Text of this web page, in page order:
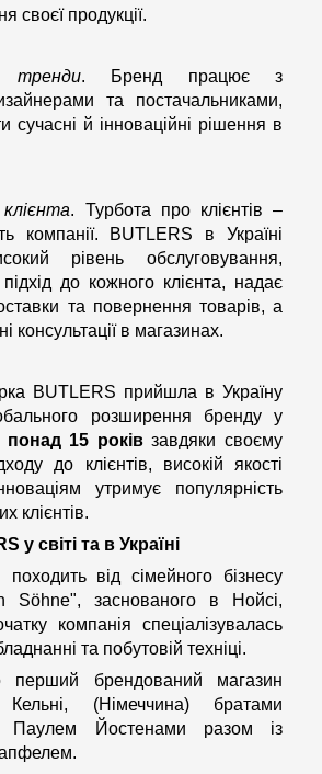
своєї продукції.
тренди. Бренд працює з
та постачальниками,
сучасні й інноваційні рішення в
. Турбота про клієнтів –
компанії. BUTLERS в Україні
рівень обслуговування,
підхід до кожного клієнта, надає
та повернення товарів, а
консультації в магазинах.
BUTLERS прийшла в Україну
розширення бренду у
понад 15 роківзавдяки своєму
до клієнтів, високій якості
утримує популярність
клієнтів.
у світі та в Україні
від сімейного бізнесу
Söhne", заснованого в Нойсі,
компанія спеціалізувалась
та побутовій техніці.
перший брендований магазин
(Німеччина) братами
Паулем Йостенами разом із